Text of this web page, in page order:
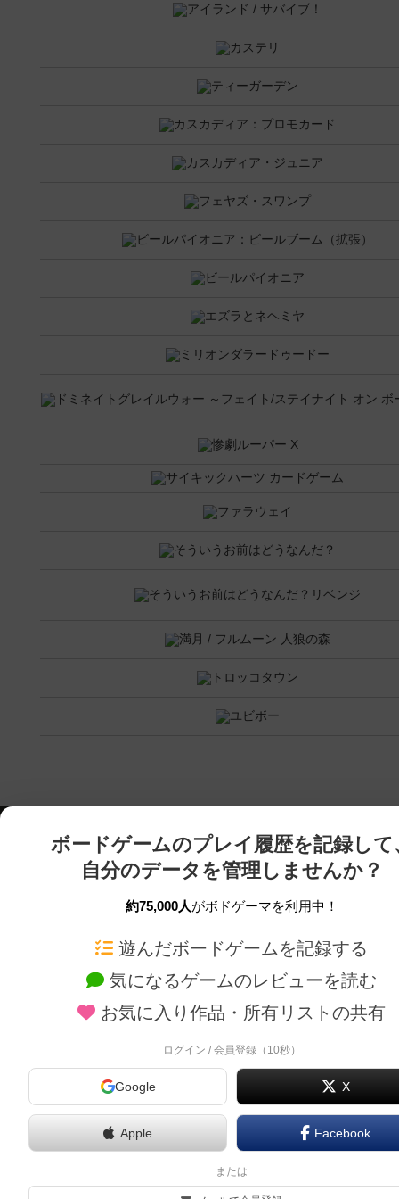
ボードゲームのプレイ履歴を記録して
自分のデータを管理しませんか？
約75,000人がボドゲーマを利用中！
遊んだボードゲームを記録する
気になるゲームのレビューを読む
お気に入り作品・所有リストの共有
ログイン / 会員登録（10秒）
Google X
Apple Facebook
または
ボードゲームを検索する
ボードゲームの新着レビュー
メカニクス特集
ボドとも・会員一覧
ボードゲーム業界コラム
ボドゲーマご利用案内
新作・再入荷情報
定番ボードゲームの通販
国産ボードゲームの通販
子供向けボードゲームの
20分以下のボードゲー
60分以上のボードゲーム
割引購入！ボドクーポン